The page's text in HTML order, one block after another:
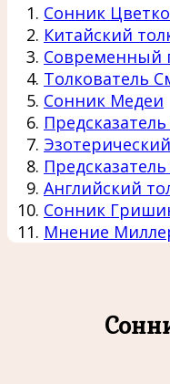
Сонник
Китайский
Современный
Толкователь
Сонник Медеи
Предсказатель
Английский
Сонник
Мнение